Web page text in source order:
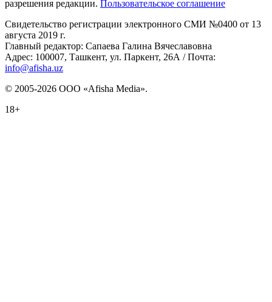
разрешения редакции. Пользовательское соглашение
Свидетельство регистрации электронного СМИ №0400 от 13
августа 2019 г.
Главный редактор: Сапаева Галина Вячеславовна
Адрес: 100007, Ташкент, ул. Паркент, 26А / Почта:
info@afisha.uz
© 2005-2026 ООО «Afisha Media».
18+